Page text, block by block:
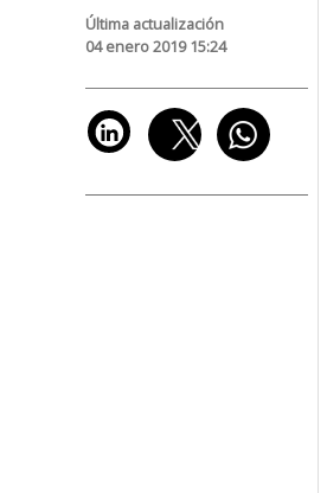
Última actualización
04 enero 2019 15:24